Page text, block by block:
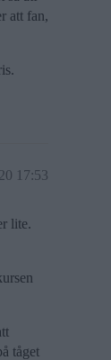
att fan,
17:53
lite.
tåget